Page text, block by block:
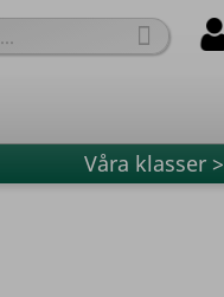

Våra klasser >